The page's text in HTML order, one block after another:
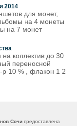
2014
для монет,
на 4 монеты
на 7 монет
коллектив до 30
переносной
р 10 % , флакон 1 2
Сочи предоставлена